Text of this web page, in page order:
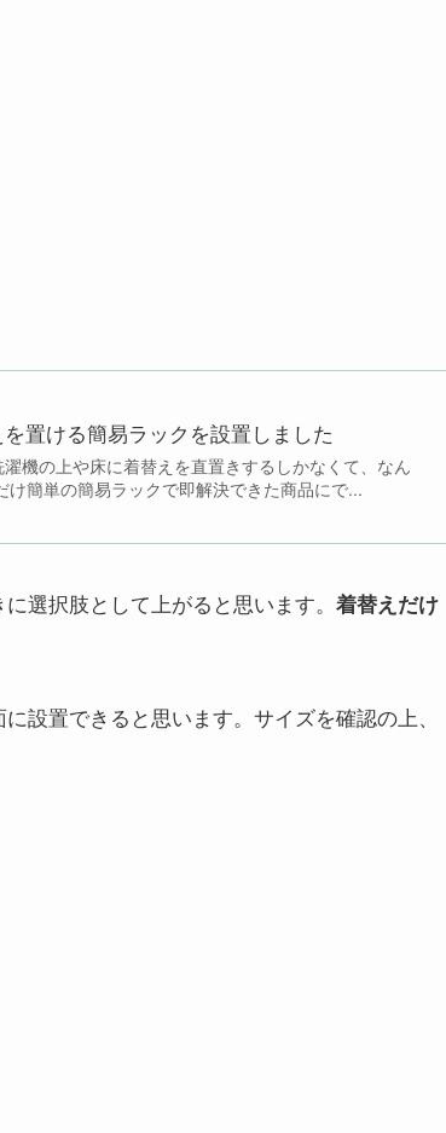
置ける簡易ラックを設置しました
機の上や床に着替えを直置きするしかなくて、なん
簡単の簡易ラックで即解決できた商品にで...
選択肢として上がると思います。 着替えだけ
設置できると思います。サイズを確認の上、